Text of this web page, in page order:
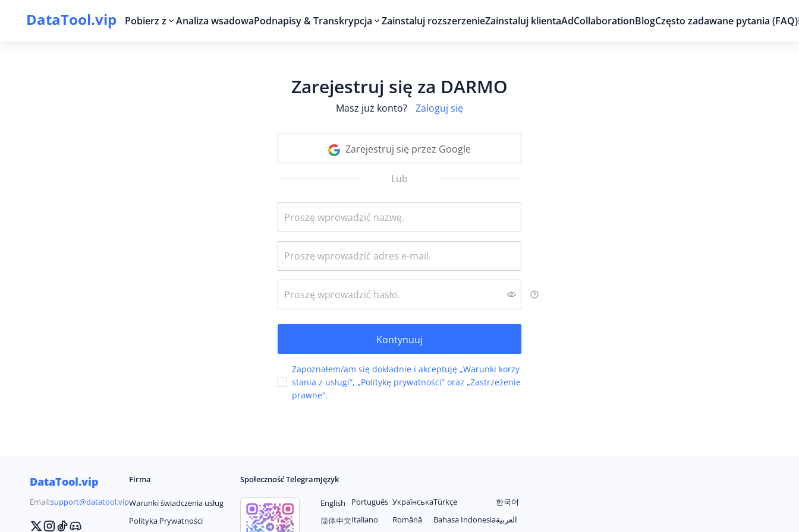
DataTool.vip Pobierz z Analiza wsadowaPodnapisy & Transkrypcja Zainstaluj rozszerzenieZainstaluj klientaAdCollaborationBlogCzęsto zadawane pytania (FAQ)
Zarejestruj się za DARMO
Masz już konto? Zaloguj się
Zarejestruj się przez Google
Lub
Kontynuuj
Zapoznałem/am się dokładnie i akceptuję „Warunki korzy
stania z usługi”, „Politykę prywatności” oraz „Zastrzeżenie
prawne”.
DataTool.vip
Email:support@datatool.vip
Firma
Warunki świadczenia usług
Polityka Prywatności
Społeczność TelegramJęzyk
English
简体中文
Português
Italiano
Українська
Română
Türkçe
Bahasa Indonesia
한국어
العربية